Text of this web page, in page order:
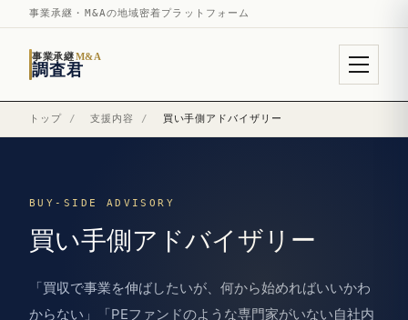
事業承継・M&Aの地域密着プラットフォーム
事業承継M&A
調査君
トップ / 支援内容 / 買い手側アドバイザリー
BUY-SIDE ADVISORY
買い手側アドバイザリー
「買収で事業を伸ばしたいが、何から始めればいいかわ
からない」「PEファンドのような専門家がいない自社内